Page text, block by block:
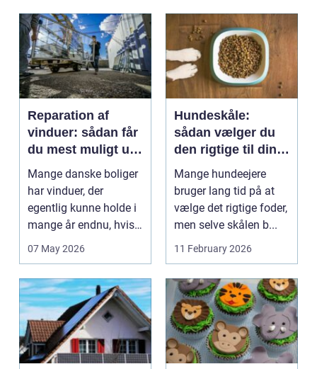
Reparation af
vinduer: sådan får
du mest muligt ud
af dine gamle
rammer
Mange danske boliger
har vinduer, der
egentlig kunne holde i
mange år endnu, hvis
de fik den r...
07 May 2026
Hundeskåle:
sådan vælger du
den rigtige til din
hund
Mange hundeejere
bruger lang tid på at
vælge det rigtige foder,
men selve skålen b...
11 February 2026